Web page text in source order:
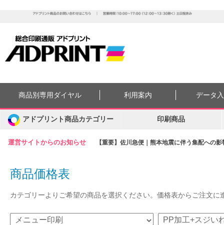
運営サイトからのお知らせ 【重要】佐川急便｜熊本地震に伴う集配への
商品別専用ダイヤル 利用案内 データ
アドプリント商品カテゴリー 印刷商品
商品価格表
カテゴリーよりご希望の商品を選択ください。価格表からご注文に